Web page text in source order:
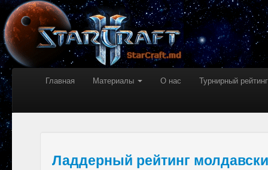
Главная Материалы О нас Турнирный рейтинг
Ладдерный рейтинг